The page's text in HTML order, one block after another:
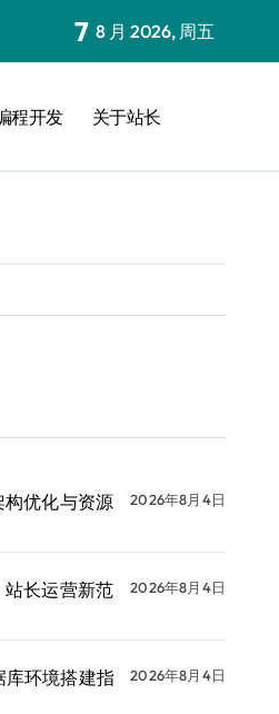
7 8 月 2026, 周五
程开发 关于站长
优化与资源
2026年8月4日
长运营新范
2026年8月4日
库环境搭建指
2026年8月4日